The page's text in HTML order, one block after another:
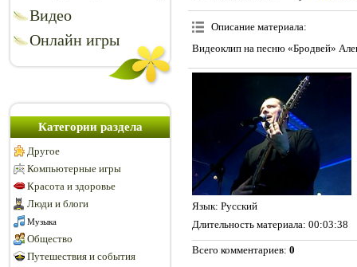
Видео
Онлайн игры
Категории раздела
Другое
Компьютерные игры
Красота и здоровье
Люди и блоги
Музыка
Общество
Путешествия и события
Описание материала:
Видеоклип на песню «Бродвей»
Язык: Русский
Длительность материала: 00:03:38
Всего комментариев: 0